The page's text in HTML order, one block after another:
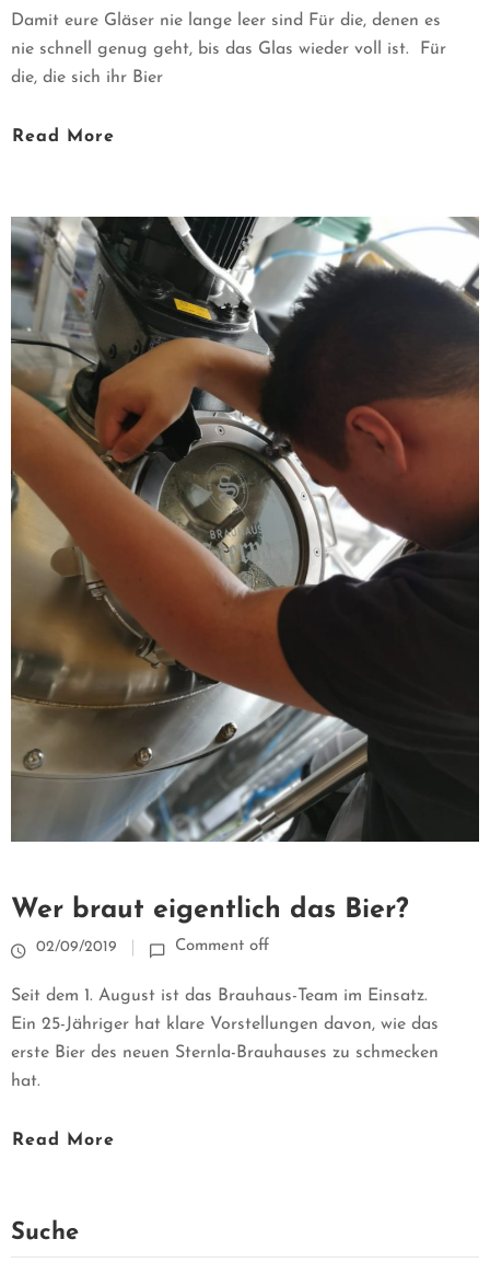
L
E
S
B
I
E
R
W
E
L
T
Ü
B
E
R
U
N
S
M
E
R
C
Damit eure Gläser nie lange leer sind Für die, denen es
nie schnell genug geht, bis das Glas wieder voll ist. Für
die, die sich ihr Bier
Read More
Wer braut eigentlich das Bier?
02/09/2019 Comment off
Seit dem 1. August ist das Brauhaus-Team im Einsatz.
Ein 25-Jähriger hat klare Vorstellungen davon, wie das
erste Bier des neuen Sternla-Brauhauses zu schmecken
hat.
Read More
Suche